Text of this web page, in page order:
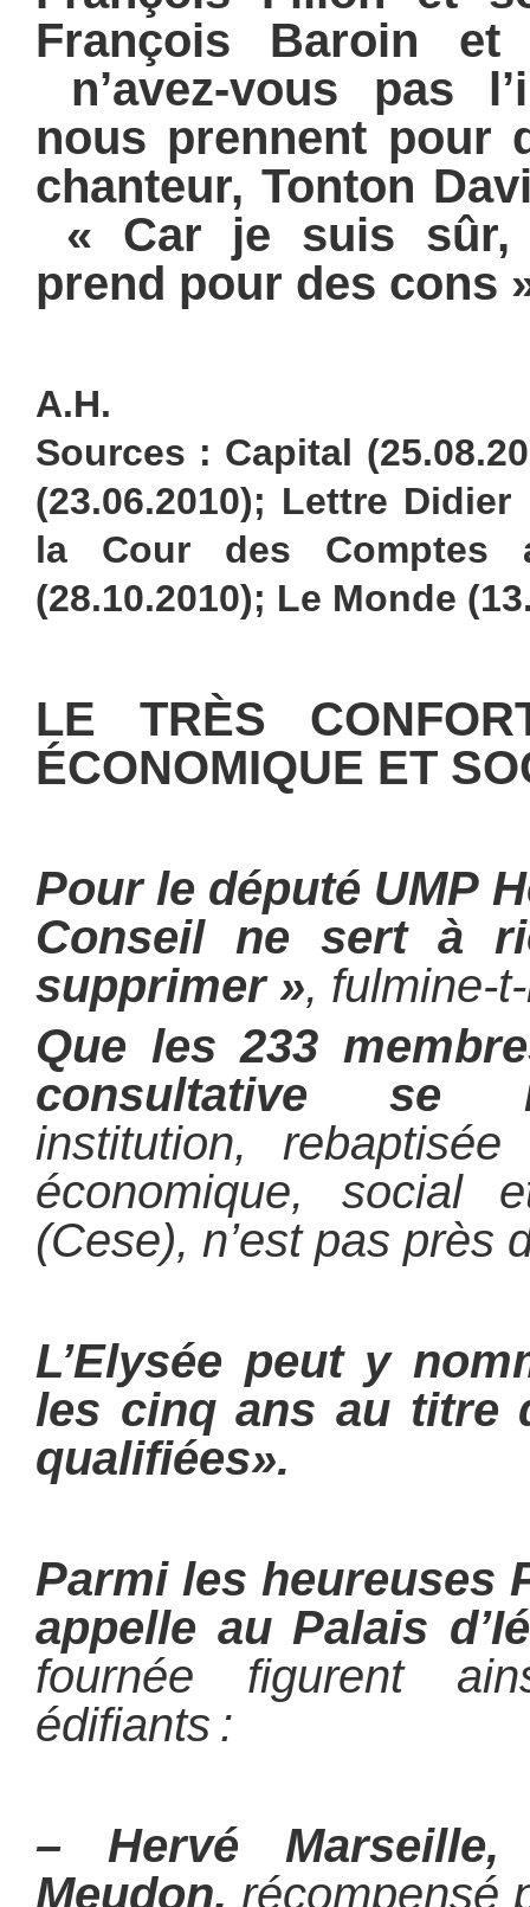
François Baroin
n’avez-vous pas
nous prennent
chanteur, Tonton
« Car je suis sûr,
prend pour des cons
A.H.
Sources : Capital
(23.06.2010); Lettre
la Cour des Comptes
(28.10.2010); Le Monde
LE TRÈS
ÉCONOMIQUE ET
Pour le député UMP
Conseil ne sert à
supprimer », fulmine-
Que les 233
consultative se
institution,
économique, social
(Cese), n’est pas près
L’Elysée peut y
les cinq ans au titre
qualifiées».
Parmi les heureuses
appelle au Palais
fournée figurent
édifiants :
– Hervé
Meudon, récompensé